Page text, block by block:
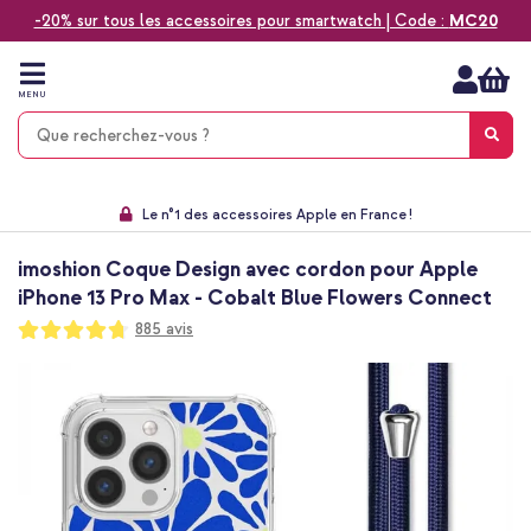
-20% sur tous les accessoires pour smartwatch | Code : MC20
Aller
contenu
MENU
Le n°1 des accessoires Apple en France !
imoshion Coque Design avec cordon pour Apple
iPhone 13 Pro Max - Cobalt Blue Flowers Connect
Notation:
94
100
885 avis
d’images